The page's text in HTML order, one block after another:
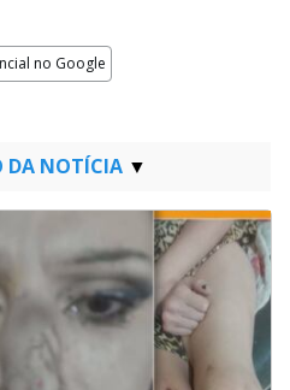
no Google
DA NOTÍCIA